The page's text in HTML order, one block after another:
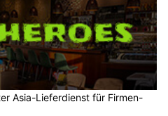
Asia-Lieferdienst für Firmen-